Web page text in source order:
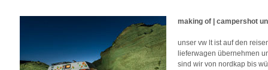
making of | campershot
unser vw lt ist auf den
lieferwagen übernehmen
sind wir von nordkap bis